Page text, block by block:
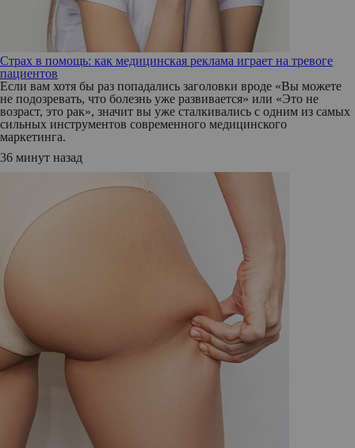
Страх в помощь: как медицинская реклама играет на тревоге
пациентов
Если вам хотя бы раз попадались заголовки вроде «Вы можете
не подозревать, что болезнь уже развивается» или «Это не
возраст, это рак», значит вы уже сталкивались с одним из самых
сильных инструментов современного медицинского
маркетинга.
36 минут назад